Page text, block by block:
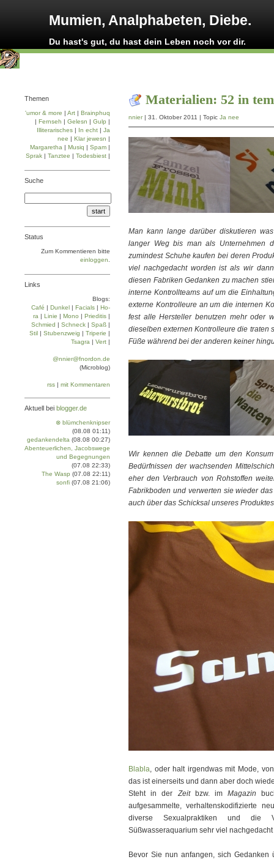
Mumien, Analphabeten, Diebe.
Du hast's gut, du hast dein Leben noch vor dir.
Materialien: 52 in
nnier| 31. Oktober 2011 | Topic Ja nee
Man kann lange darüber diskutieren
langer Weg bis man als Unternehmen
zumindest Schuhe kaufen bei deren
viel nachgedacht worden ist als wir
diesen Fabriken Gedanken zu machen
interne Kontrollteams auf um die
externe Kontrolleure an um die internen
fest alle Hersteller benutzen mehr oder
dieselben externen Kontrolleure die traten
Füße während bei der anderen keiner
Wir kennen die Debatte um den
Bedürfnissen der wachsenden
eher den Verbrauch von Rohstoffen
Fabrikboden und verwerten sie wieder
auch über das Schicksal unseres
Blabla, oder halt irgendwas mit Mode,
das ist einerseits und dann aber doch
Steht in derZeitbzw. im Magazin
aufgesammelte, verhaltenskodifizierte
diverse Sexualpraktiken und die
Süßwasseraquarium sehr viel
Bevor Sie nun anfangen, sich
Themen
'umor & more | Art | Brainphuq
| Fernseh | Gelesn | Gulp |
Illiterarisches | In echt | Ja
nee | Klar jewesn |
Margaretha | Musiq | Spam |
Sprak | Tanztee | Todesbiest |
Suche
Status
Zum Kommentieren bitte
einloggen
Links
Blogs:
Café | Dun­kel | Facials | Ho­
ra | Linie | Mo­no | Prie­di­tis |
Schmied | Schneck | Spaß |
Stil | Stu­ben­zweig | Tri­pe­rie |
Tsa­gra | Vert |
@nnier@fnordon.de
(Microblog)
rss | mit Kommentaren
Aktuell bei blogger.de
⊗ blümchenknipser
(08.08 01:11)
gedankendelta (08.08 00:27)
Abenteuerlichen, Jacobswege
und Begegnungen
(07.08 22:33)
The Wasp (07.08 22:11)
sonfi (07.08 21:06)